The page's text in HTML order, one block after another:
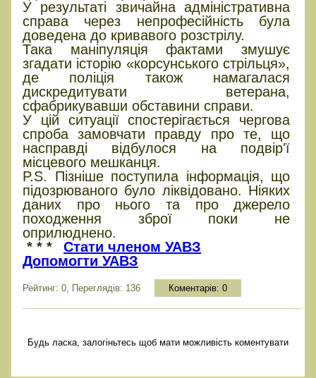
У результаті звичайна адміністративна
справа через непрофесійність була
доведена до кривавого розстрілу.
Така маніпуляція фактами змушує
згадати історію «корсунського стрільця»,
де поліція також намагалася
дискредитувати ветерана,
сфабрикувавши обставини справи.
У цій ситуації спостерігається чергова
спроба замовчати правду про те, що
насправді відбулося на подвір'ї
місцевого мешканця.
P.S. Пізніше поступила інформація, що
підозрюваного було ліквідовано. Ніяких
даних про нього та про джерело
походження зброї поки не
оприлюднено.
* * *
Стати членом УАВЗ
Допомогти УАВЗ
Рейтинг: 0, Переглядів: 136 Коментарів: 0
Будь ласка, залогіньтесь щоб мати можливість коментувати